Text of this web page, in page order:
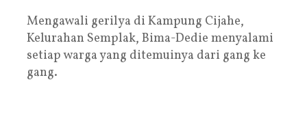
Mengawali gerilya di Kampung Cijahe,
Kelurahan Semplak, Bima-Dedie menyalami
setiap warga yang ditemuinya dari gang ke
gang.